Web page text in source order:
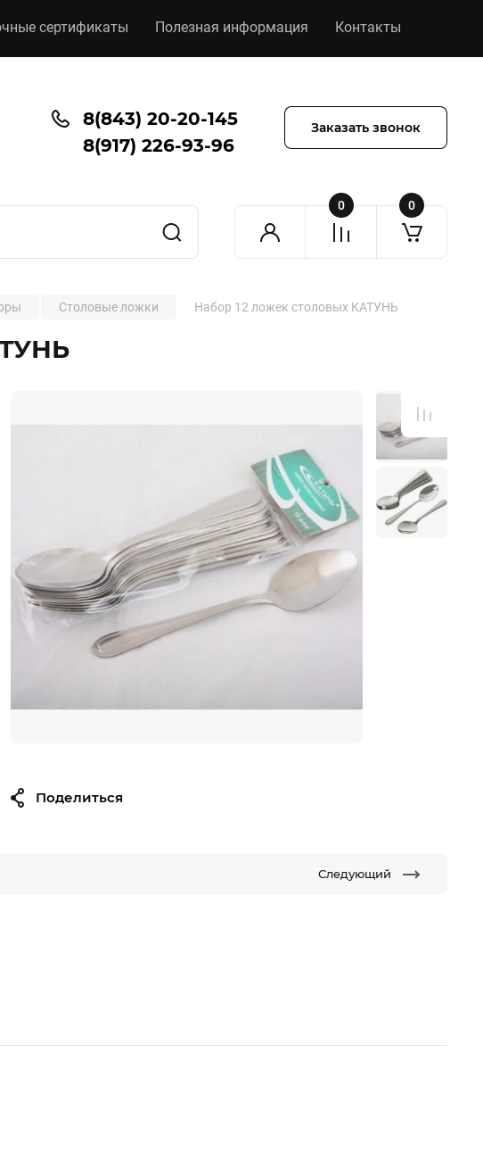
сертификаты Полезная информация Контакты
8(843) 20-20-145
8(917) 226-93-96
Заказать звонок
0 0
Столовые ложки Набор 12 ложек столовых КАТУНЬ
Поделиться
Следующий